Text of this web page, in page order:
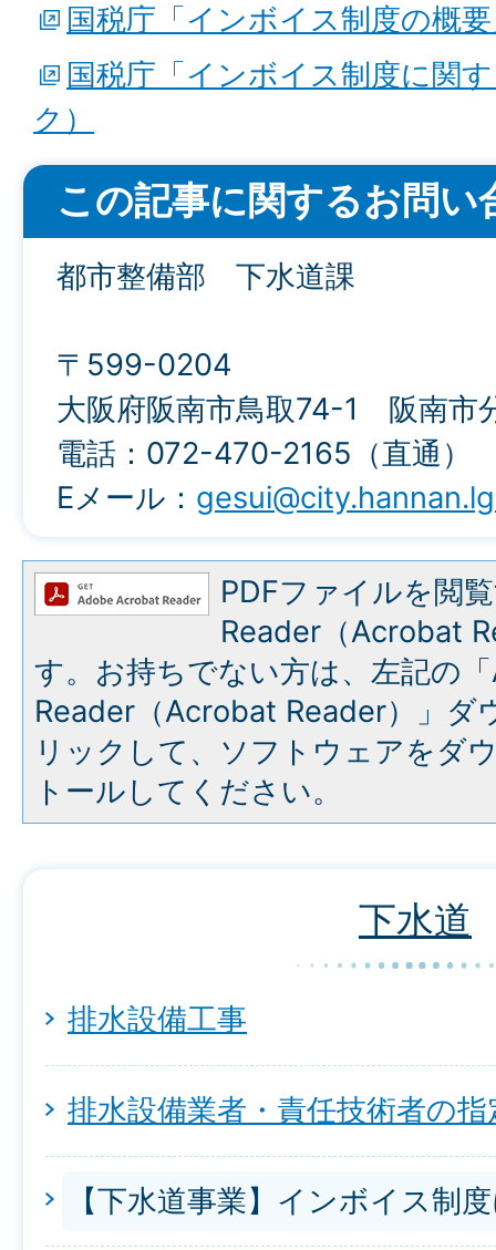
国税庁「インボイス制度の概
国税庁「インボイス制度に関
ク）
この記事に関するお問い
都市整備部 下水道課
〒599-0204
大阪府阪南市鳥取74-1 阪南市
電話：072-470-2165（直通）
Eメール：
PDFファイルを閲
Reader（Acrobat
す。お持ちでない方は、左記の
Reader（Acrobat Reader）」ダ
リックして、ソフトウェアをダ
トールしてください。
下水道
排水設備工事
排水設備業者・責任技術者の
【下水道事業】インボイス制